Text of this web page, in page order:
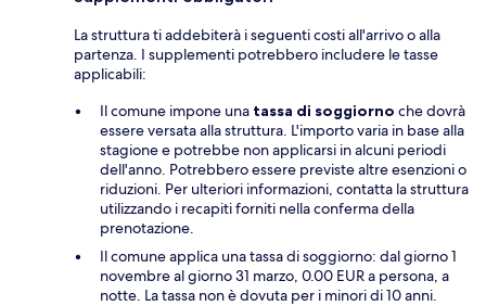
La struttura ti addebiterà i seguenti costi all'arrivo o alla
partenza. I supplementi potrebbero includere le tasse
applicabili:
Il comune impone una tassa di soggiorno che dovrà
essere versata alla struttura. L'importo varia in base alla
stagione e potrebbe non applicarsi in alcuni periodi
dell'anno. Potrebbero essere previste altre esenzioni o
riduzioni. Per ulteriori informazioni, contatta la struttura
utilizzando i recapiti forniti nella conferma della
prenotazione.
Il comune applica una tassa di soggiorno: dal giorno 1
novembre al giorno 31 marzo, 0.00 EUR a persona, a
notte. La tassa non è dovuta per i minori di 10 anni.